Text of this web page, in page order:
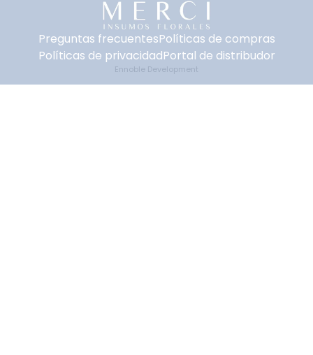
Preguntas frecuentesPolíticas de compras
Políticas de privacidadPortal de distribudor
Ennoble Development